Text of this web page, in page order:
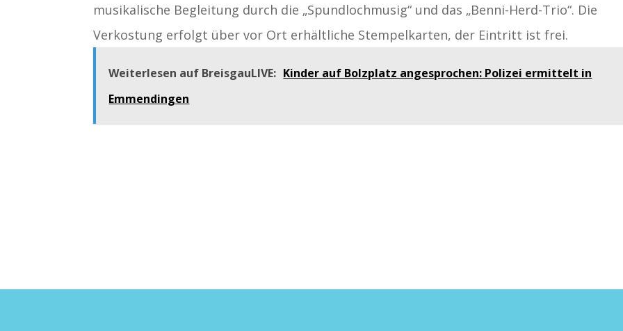
musikalische Begleitung durch die „Spundlochmusig“ und das „Benni-Herd-Trio“. Die
Verkostung erfolgt über vor Ort erhältliche Stempelkarten, der Eintritt ist frei.
Weiterlesen auf BreisgauLIVE: Kinder auf Bolzplatz angesprochen: Polizei ermittelt in
Emmendingen